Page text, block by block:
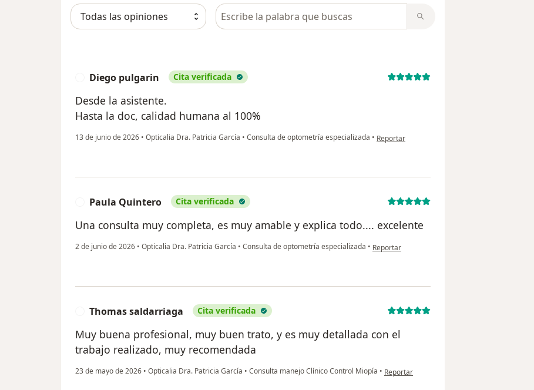
Busca en opiniones
Diego pulgarin Cita verificada
Desde la asistente.
Hasta la doc, calidad humana al 100%
13 de junio de 2026 • Opticalia Dra. Patricia García • Consulta de optometría especializada • en opinión del usuario Diego pulgarin
Reportar
Paula Quintero Cita verificada
Una consulta muy completa, es muy amable y explica todo.... excelente
2 de junio de 2026 • Opticalia Dra. Patricia García • Consulta de optometría especializada • en opinión del usuario Paula Quintero
Reportar
Thomas saldarriaga Cita verificada
Muy buena profesional, muy buen trato, y es muy detallada con el
trabajo realizado, muy recomendada
23 de mayo de 2026 • Opticalia Dra. Patricia García • Consulta manejo Clínico Control Miopía • en opinión del usuario Thomas saldarriaga
Reportar